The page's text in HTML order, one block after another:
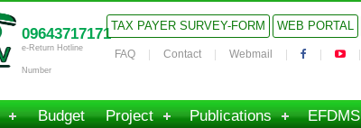
09643717171
e-Return Hotline
Number
TAX PAYER SURVEY-FORM WEB PORTAL
FAQ Contact Webmail
Budget Project Publications EFDMS